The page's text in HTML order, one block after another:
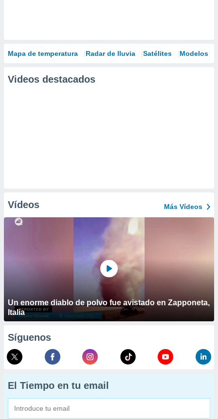
Mapa de temperatura Radar de lluvia Satélites Modelos
Videos destacados
Vídeos Más Vídeos
Un enorme diablo de polvo fue avistado en Zapponeta,
Italia
Síguenos
El Tiempo en tu email